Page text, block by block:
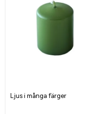
Ljus i många färger